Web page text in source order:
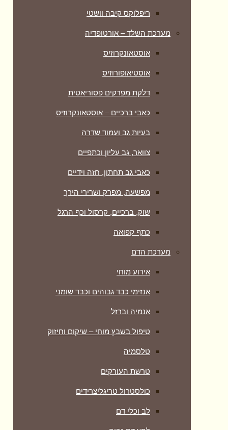
ריפלוקס קיבה וושטי
מערכת השלד – אורטופדיה
אוסטאונקרוזיס
אוסטיאופורוזיס
דלקת מפרקים פסוריאטית
כאבי ברכיים – אוסטאונקרוזיס
בעיות גב ועמוד שדרה
צוואר, גב עליון וכתפיים
כאבי גב תחתון, חזה וידיים
מפשעה, מפרק ושרירי הירך
שוק, ברכיים, קרסול וכף הרגל
כתף קפואה
מערכת הדם
אירוע מוחי
אנזימי כבד גבוהים וכבד שומני
אנמיה וברזל
טיפול בשבץ מוחי – שיקום וחיזוק
טלסמיה
טרשת העורקים
כולסטרול טריגליצרידים
לב וכלי דם